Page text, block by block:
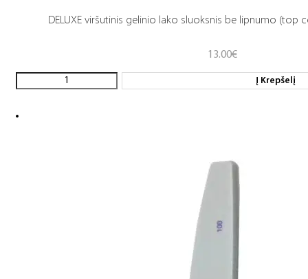
DELUXE viršutinis gelinio lako sluoksnis be lipnumo (top
13.00€
Į Krepšelį